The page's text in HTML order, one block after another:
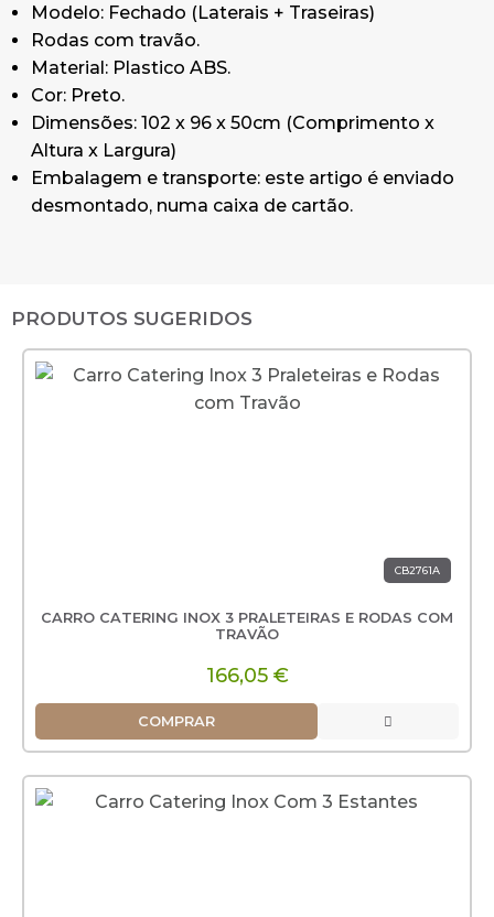
Modelo: Fechado (Laterais + Traseiras)
Rodas com travão.
Material: Plastico ABS.
Cor: Preto.
Dimensões: 102 x 96 x 50cm (Comprimento x
Altura x Largura)
Embalagem e transporte: este artigo é enviado
desmontado, numa caixa de cartão.
PRODUTOS SUGERIDOS
CB2761A
CARRO CATERING INOX 3 PRALETEIRAS E RODAS COM
TRAVÃO
166,05 €
COMPRAR